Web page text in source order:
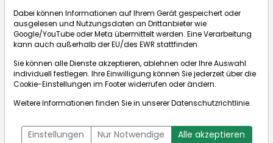
EQS-News: Ein intelligenter Pick für visionäre A...
dpa-AFX Compact
ÜBERSICHT DPA-AFX PROFEED
DPA-AFX COMPACT
NEWSBOT
Dabei können Informationen auf Ihrem Gerät gespeichert oder
ausgelesen und Nutzungsdaten an Drittanbieter wie
Google/YouTube oder Meta übermittelt werden. Eine Verarbeitung
kann auch außerhalb der EU/des EWR stattfinden.
Sie können alle Dienste akzeptieren, ablehnen oder Ihre Auswahl
individuell festlegen. Ihre Einwilligung können Sie jederzeit über die
Cookie-Einstellungen im Footer widerrufen oder ändern.
Weitere Informationen finden Sie in unsererDatenschutzrichtlinie.
Einstellungen Nur Notwendige Alle akzeptieren